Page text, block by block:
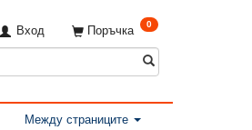
Поръчка 0
Вход
Между страниците